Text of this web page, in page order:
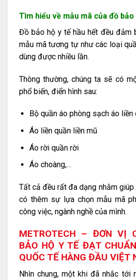
Tìm hiểu về mẫu mã của đồ bảo
Đồ bảo hộ y tế hầu hết đều đảm
mẫu mã tương tự như các loại
dùng được nhiều lần.
Thông thường, chúng ta sẽ có
phổ biến, điển hình sau:
Bộ quần áo phòng sạch áo liền
Áo liền quần liền mũ
Áo rời quần rời
Áo choàng,…
Tất cả đều rất đa dạng nhằm
có thêm sự lựa chọn mẫu mã
công việc, ngành nghề của mình.
METROTECH – ĐƠN VỊ
BẢO HỘ Y TẾ ĐẠT
QUỐC TẾ HÀNG ĐẦU VIỆT
Nhìn chung, một khi đã nhắc tới